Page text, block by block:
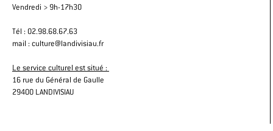
Vendredi > 9h-17h30
Tél : 02.98.68.67.63
mail : culture@landivisiau.fr
Le service culturel est situé :
16 rue du Général de Gaulle
29400 LANDIVISIAU